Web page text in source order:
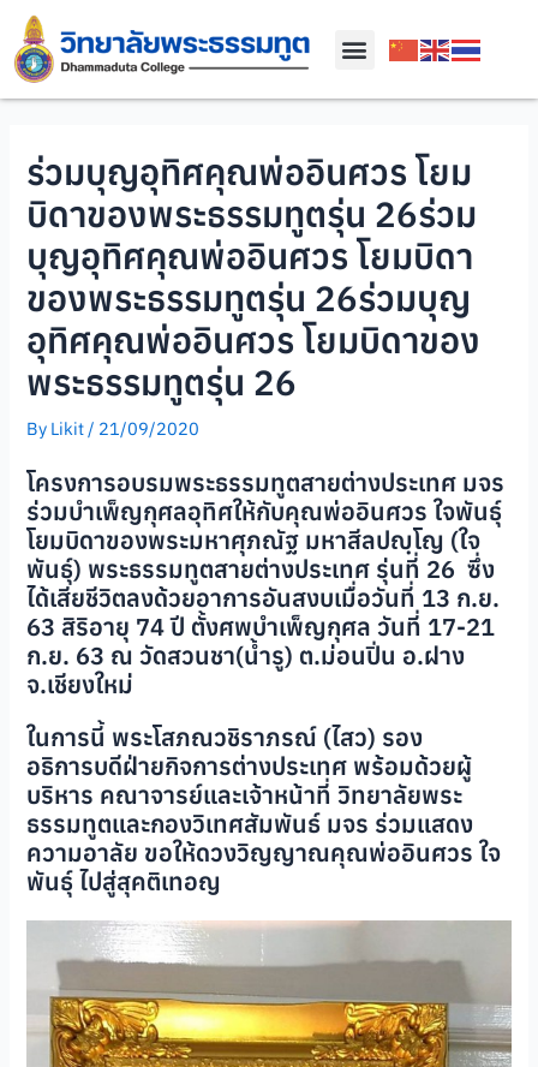
ร่วมบุญอุทิศคุณพ่ออินศวร โยม
บิดาของพระธรรมทูตรุ่น 26ร่วม
บุญอุทิศคุณพ่ออินศวร โยมบิดา
ของพระธรรมทูตรุ่น 26ร่วมบุญ
อุทิศคุณพ่ออินศวร โยมบิดาของ
พระธรรมทูตรุ่น 26
By Likit / 21/09/2020
โครงการอบรมพระธรรมทูตสายต่างประเทศ มจร
ร่วมบำเพ็ญกุศลอุทิศให้กับคุณพ่ออินศวร ใจพันธุ์
โยมบิดาของพระมหาศุภณัฐ มหาสีลปญฺโญ (ใจ
พันธุ์) พระธรรมทูตสายต่างประเทศ รุ่นที่ 26 ซึ่ง
ได้เสียชีวิตลงด้วยอาการอันสงบเมื่อวันที่ 13 ก.ย.
63 สิริอายุ 74 ปี ตั้งศพบำเพ็ญกุศล วันที่ 17-21
ก.ย. 63 ณ วัดสวนชา(น้ำรู) ต.ม่อนปิ่น อ.ฝาง
จ.เชียงใหม่
ในการนี้ พระโสภณวชิราภรณ์ (ไสว) รอง
อธิการบดีฝ่ายกิจการต่างประเทศ พร้อมด้วยผู้
บริหาร คณาจารย์และเจ้าหน้าที่ วิทยาลัยพระ
ธรรมทูตและกองวิเทศสัมพันธ์ มจร ร่วมแสดง
ความอาลัย ขอให้ดวงวิญญาณคุณพ่ออินศวร ใจ
พันธุ์ ไปสู่สุคติเทอญ